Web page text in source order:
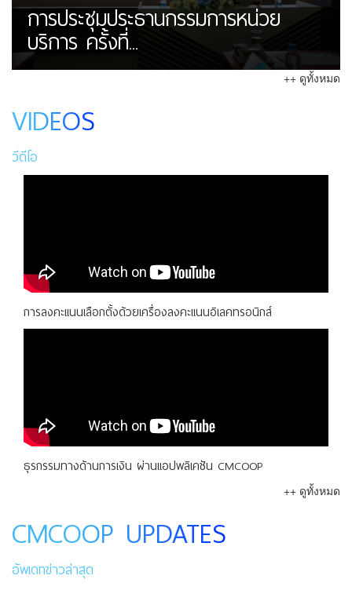
การประชุมประธานกรรมการหน่วย
บริการ ครั้งที่...
++ ดูทั้งหมด
VIDEOS
วีดีโอ
การลงคะแนนเลือกตั้งด้วยเครื่องลงคะแนนอิเลคทรอนิกส์
ธุรกรรมทางด้านการเงิน ผ่านแอปพลิเคชัน CMCOOP
++ ดูทั้งหมด
CMCOOP UPDATES
อัพเดทข่าวล่าสุด